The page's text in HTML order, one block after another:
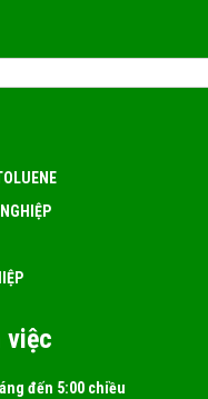
việc
đến 5:00 chiều